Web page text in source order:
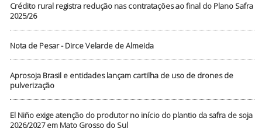
Crédito rural registra redução nas contratações ao final do Plano Safra
2025/26
Nota de Pesar - Dirce Velarde de Almeida
Aprosoja Brasil e entidades lançam cartilha de uso de drones de
pulverização
El Niño exige atenção do produtor no início do plantio da safra de soja
2026/2027 em Mato Grosso do Sul